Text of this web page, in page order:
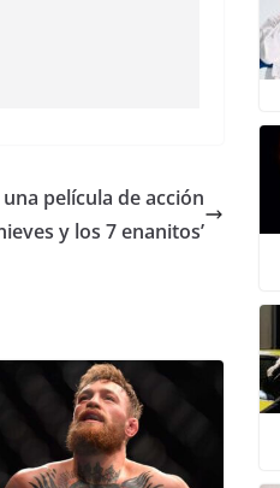
película de acción
y los 7 enanitos’